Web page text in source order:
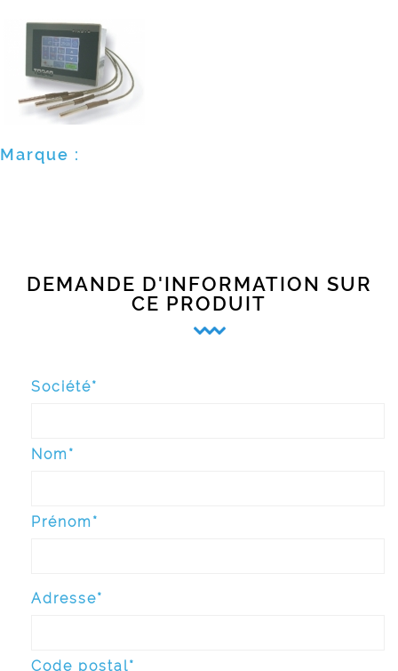
Marque :
DEMANDE D'INFORMATION SUR
CE PRODUIT
Société*
Nom*
Prénom*
Adresse*
Code postal*